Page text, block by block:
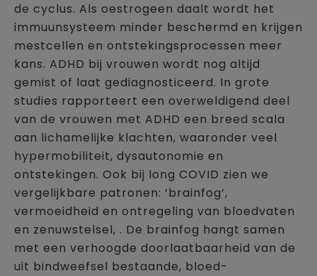
de cyclus. Als oestrogeen daalt wordt het
immuunsysteem minder beschermd en krijgen
mestcellen en ontstekingsprocessen meer
kans. ADHD bij vrouwen wordt nog altijd
gemist of laat gediagnosticeerd. In grote
studies rapporteert een overweldigend deel
van de vrouwen met ADHD een breed scala
aan lichamelijke klachten, waaronder veel
hypermobiliteit, dysautonomie en
ontstekingen. Ook bij long COVID zien we
vergelijkbare patronen: ‘brainfog’,
vermoeidheid en ontregeling van bloedvaten
en zenuwstelsel, . De brainfog hangt samen
met een verhoogde doorlaatbaarheid van de
uit bindweefsel bestaande, bloed-